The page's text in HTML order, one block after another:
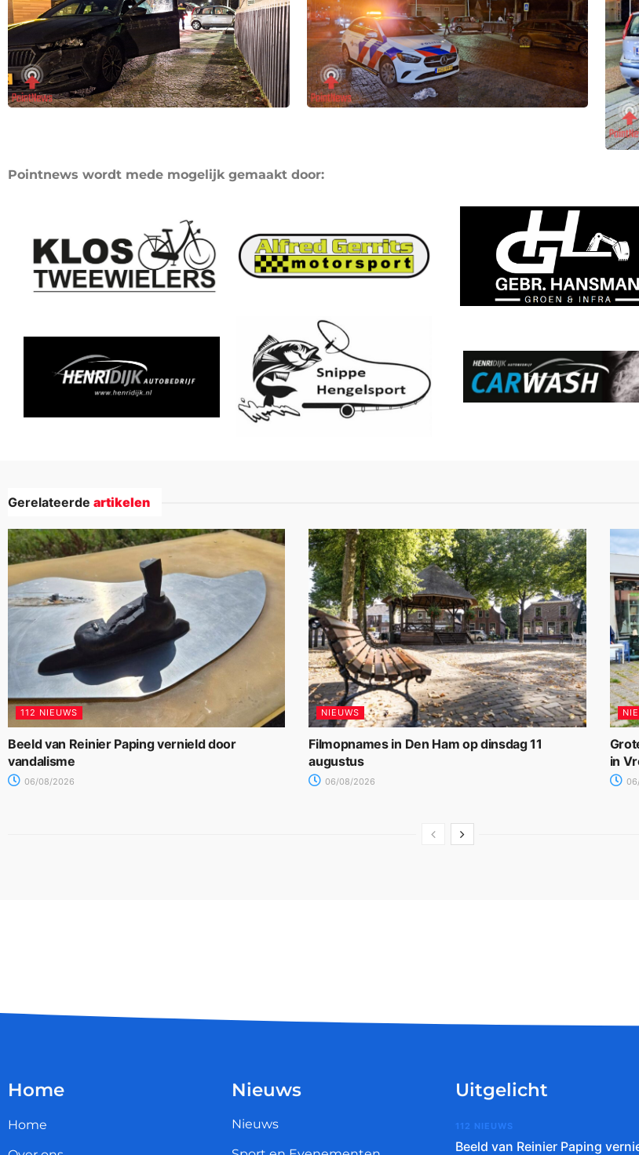
Pointnews wordt mede mogelijk gemaakt door:
Gerelateerde artikelen
112 NIEUWS
Beeld van Reinier Paping vernield door
vandalisme
06/08/2026
NIEUWS
Filmopnames in Den Ham op dinsdag 11
augustus
06/08/2026
in
Home
Home
Nieuws
Nieuws
Uitgelicht
112 NIEUWS
Beeld van Reinier Paping